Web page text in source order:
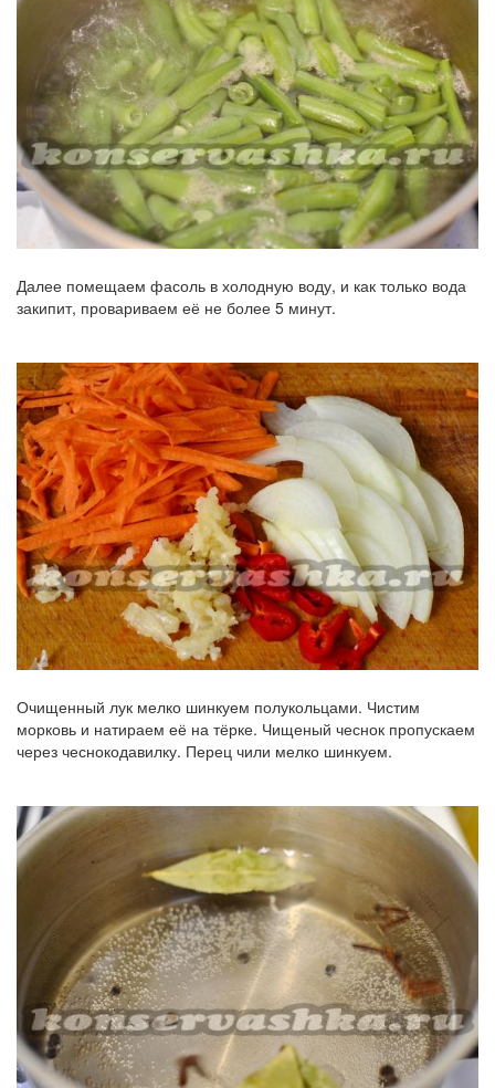
Далее помещаем фасоль в холодную воду, и как только вода
закипит, провариваем её не более 5 минут.
Очищенный лук мелко шинкуем полукольцами. Чистим
морковь и натираем её на тёрке. Чищеный чеснок пропускаем
через чеснокодавилку. Перец чили мелко шинкуем.